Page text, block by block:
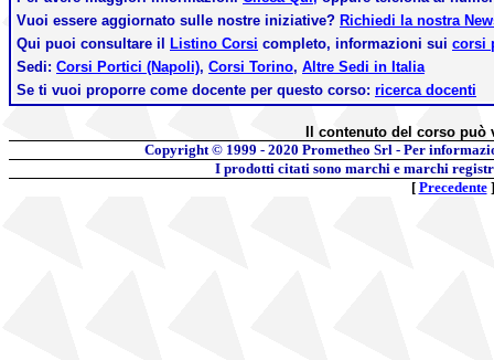
Vuoi essere aggiornato sulle nostre iniziative? Richiedi la nostra
Qui puoi consultare il
Listino Corsi completo, informazioni sui corsi
Sedi: Corsi Portici (Napoli), Corsi Torino, Altre Sedi in Italia
Se ti vuoi proporre come docente per questo corso: ricerca docenti
Il contenuto del corso
Copyright © 1999 - 2020 Prometheo Srl - Per
I prodotti citati sono marchi e marchi
[ Precedente]